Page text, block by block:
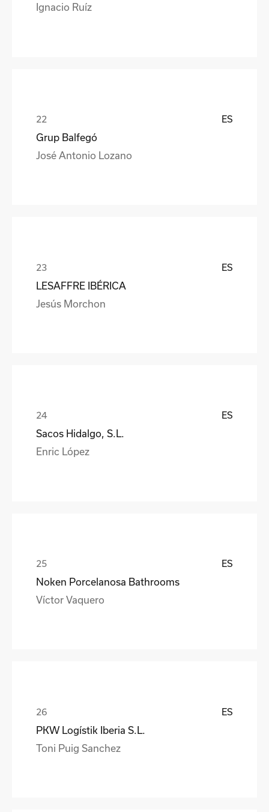
Ignacio Ruíz
ES
Grup Balfegó
José Antonio Lozano
ES
LESAFFRE IBÉRICA
Jesús Morchon
ES
Sacos Hidalgo, S.L.
Enric López
ES
Noken Porcelanosa Bathrooms
Víctor Vaquero
ES
PKW Logístik Iberia S.L.
Toni Puig Sanchez